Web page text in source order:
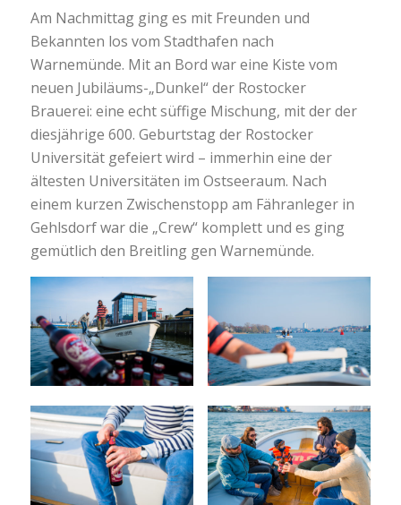
Am Nachmittag ging es mit Freunden und
Bekannten los vom Stadthafen nach
Warnemünde. Mit an Bord war eine Kiste vom
neuen Jubiläums-„Dunkel“ der Rostocker
Brauerei: eine echt süffige Mischung, mit der der
diesjährige 600. Geburtstag der Rostocker
Universität gefeiert wird – immerhin eine der
ältesten Universitäten im Ostseeraum. Nach
einem kurzen Zwischenstopp am Fähranleger in
Gehlsdorf war die „Crew“ komplett und es ging
gemütlich den Breitling gen Warnemünde.